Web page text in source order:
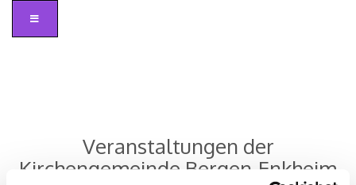
Veranstaltungen der
Kirchengemeinde Bergen-Enkheim